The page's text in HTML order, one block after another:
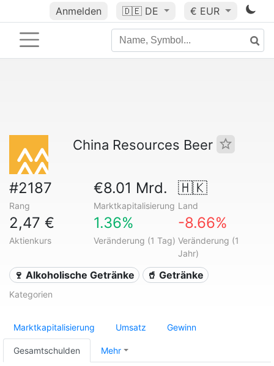
Anmelden 🇩🇪 DE € EUR
China Resources Beer
#2187
Rang
€8.01 Mrd.
Marktkapitalisierung
🇭🇰
Land
2,47 €
Aktienkurs
1.36%
Veränderung (1 Tag)
-8.66%
Veränderung (1
Jahr)
🍷 Alkoholische Getränke 🥤 Getränke
Kategorien
Marktkapitalisierung Umsatz Gewinn
Gesamtschulden Mehr